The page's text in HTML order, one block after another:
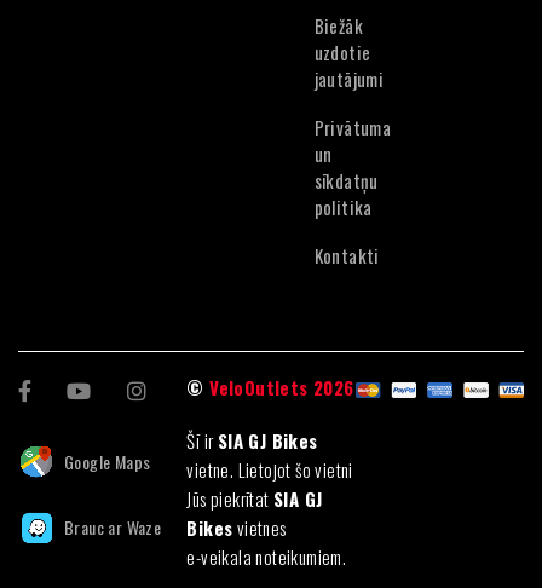
Biežāk
uzdotie
jautājumi
Privātuma
un
sīkdatņu
politika
Kontakti
Google Maps
Brauc ar Waze
©VeloOutlets 2026
Šī irSIA GJ Bikes
vietne. Lietojot šo vietni
Jūs piekrītat SIA GJ
Bikesvietnes
e-veikala noteikumiem.